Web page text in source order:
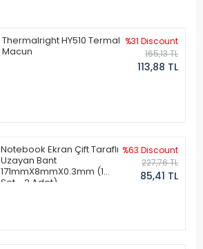
Thermalright HY510 Termal
Macun
%31 Discount
165,13 TL
113,88 TL
Notebook Ekran Çift Taraflı
Uzayan Bant
171mmX8mmX0.3mm (1
Set - 2 Adet)
%63 Discount
227,76 TL
85,41 TL